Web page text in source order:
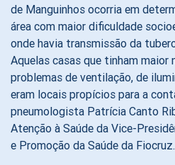
de Manguinhos ocorria em
área com maior dificuldade
onde havia transmissão da
Aquelas casas que tinham maior
problemas de ventilação, de
eram locais propícios para a
pneumologista Patrícia Canto
Atenção à Saúde da Vice-
e Promoção da Saúde da Fiocruz.